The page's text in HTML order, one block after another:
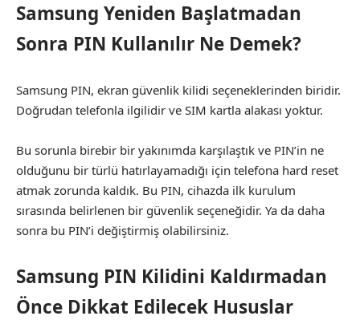
Samsung Yeniden Başlatmadan
Sonra PIN Kullanılır Ne Demek?
Samsung PIN, ekran güvenlik kilidi seçeneklerinden biridir.
Doğrudan telefonla ilgilidir ve SIM kartla alakası yoktur.
Bu sorunla birebir bir yakınımda karşılaştık ve PIN’in ne
olduğunu bir türlü hatırlayamadığı için telefona hard reset
atmak zorunda kaldık. Bu PIN, cihazda ilk kurulum
sırasında belirlenen bir güvenlik seçeneğidir. Ya da daha
sonra bu PIN’i değiştirmiş olabilirsiniz.
Samsung PIN Kilidini Kaldırmadan
Önce Dikkat Edilecek Hususlar